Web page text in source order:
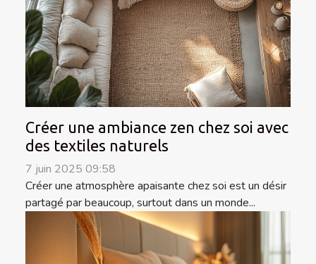
Créer une ambiance zen chez soi avec
des textiles naturels
7 juin 2025 09:58
Créer une atmosphère apaisante chez soi est un désir
partagé par beaucoup, surtout dans un monde...